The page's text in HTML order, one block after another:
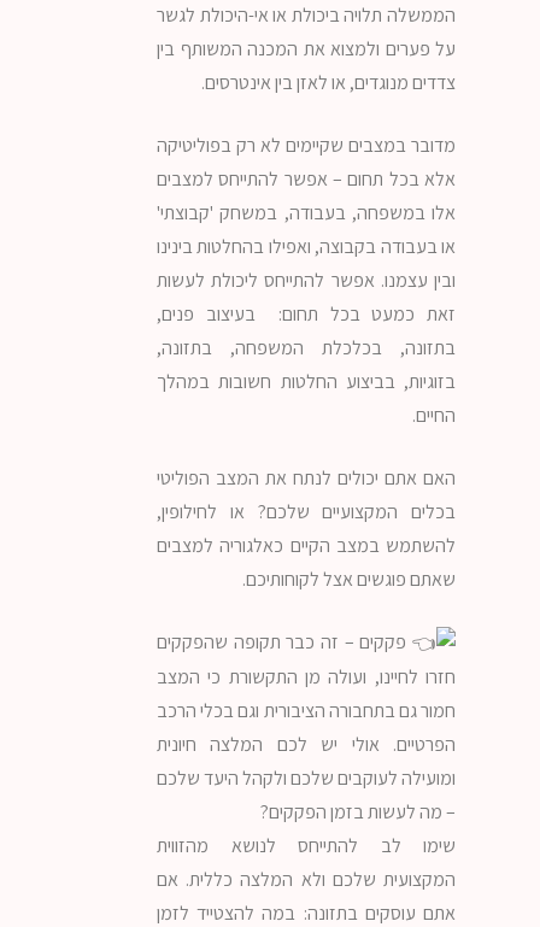
הממשלה תלויה ביכולת או אי-היכולת לגשר
על פערים ולמצוא את המכנה המשותף בין
צדדים מנוגדים, או לאזן בין אינטרסים.
מדובר במצבים שקיימים לא רק בפוליטיקה
אלא בכל תחום – אפשר להתייחס למצבים
אלו במשפחה, בעבודה, במשחק 'קבוצתי'
או בעבודה בקבוצה, ואפילו בהחלטות בינינו
ובין עצמנו. אפשר להתייחס ליכולת לעשות
זאת כמעט בכל תחום: בעיצוב פנים,
בתזונה, בכלכלת המשפחה, בתזונה,
בזוגיות, בביצוע החלטות חשובות במהלך
החיים.
האם אתם יכולים לנתח את המצב הפוליטי
בכלים המקצועיים שלכם? או לחילופין,
להשתמש במצב הקיים כאלגוריה למצבים
שאתם פוגשים אצל לקוחותיכם.
פקקים – זה כבר תקופה שהפקקים
חזרו לחיינו, ועולה מן התקשורת כי המצב
חמור גם בתחבורה הציבורית וגם בכלי הרכב
הפרטיים. אולי יש לכם המלצה חיונית
ומועילה לעוקבים שלכם ולקהל היעד שלכם
– מה לעשות בזמן הפקקים?
שימו לב להתייחס לנושא מהזווית
המקצועית שלכם ולא המלצה כללית. אם
אתם עוסקים בתזונה: במה להצטייד לזמן